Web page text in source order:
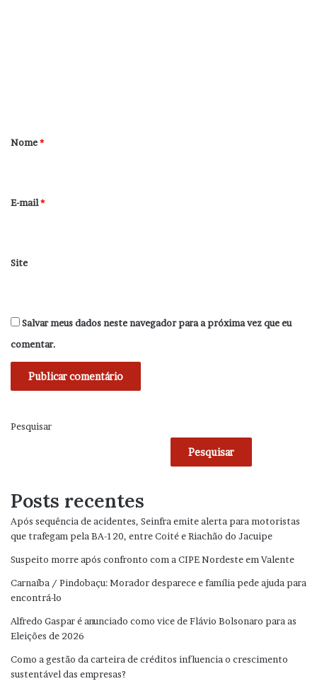
r
*
Nome*
E-mail*
Site
Salvar meus dados neste navegador para a próxima vez que eu
comentar.
Pesquisar
Pesquisar
Posts recentes
Após sequência de acidentes, Seinfra emite alerta para motoristas
que trafegam pela BA-120, entre Coité e Riachão do Jacuipe
Suspeito morre após confronto com a CIPE Nordeste em Valente
Carnaíba / Pindobaçu: Morador desparece e família pede ajuda para
encontrá-lo
Alfredo Gaspar é anunciado como vice de Flávio Bolsonaro para as
Eleições de 2026
Como a gestão da carteira de créditos influencia o crescimento
sustentável das empresas?